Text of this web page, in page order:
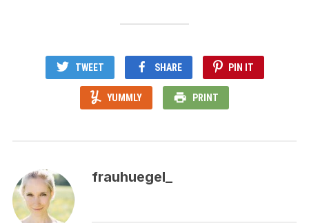
TWEET SHARE PIN IT
YUMMLY PRINT
frauhuegel_